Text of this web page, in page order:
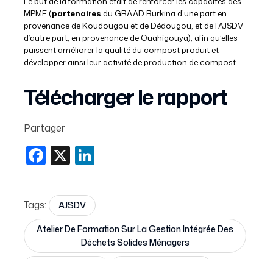
MPME (partenaires du GRAAD Burkina d’une part en
provenance de Koudougou et de Dédougou, et de l’AJSDV
d’autre part, en provenance de Ouahigouya), afin qu’elles
puissent améliorer la qualité du compost produit et
développer ainsi leur activité de production de compost.
Télécharger le rapport
Partager
Facebook
X
Tags: AJSDV
Atelier De Formation Sur La Gestion Intégrée Des
Déchets Solides Ménagers